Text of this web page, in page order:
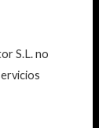
S.L. no